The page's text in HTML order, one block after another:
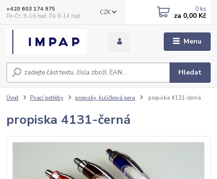
Menu
CZK
Hledat
+420 603 174 975
Po-Čt, 8-16 hod. Pá 8-14 hod.
0 ks
za 0,00 Kč
Úvod Psací potřeby propisky, kuličková pera propiska 4131-černá
propiska 4131-černá